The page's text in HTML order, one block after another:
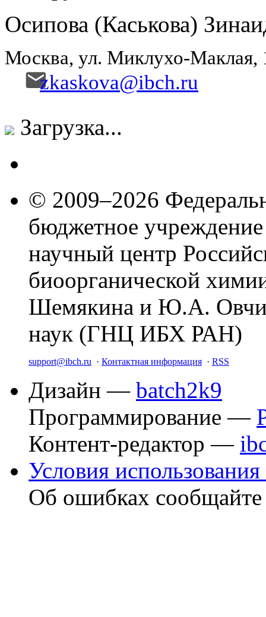
Осипова (Каськова)
Москва, ул. Миклухо-
zkaskova@ibch.ru
Загрузка...
© 2009–2026
бюджетное
научный центр
биоорганической
Шемякина и Ю.А.
наук (ГНЦ ИБХ РАН)
support@ibch.ru · Контактная информация · RSS
Дизайн — batch2k9
Программирование —
Контент-редактор —
Условия использования
Об ошибках